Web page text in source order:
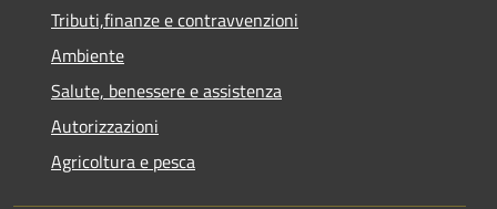
Tributi,finanze e contravvenzioni
Ambiente
Salute, benessere e assistenza
Autorizzazioni
Agricoltura e pesca